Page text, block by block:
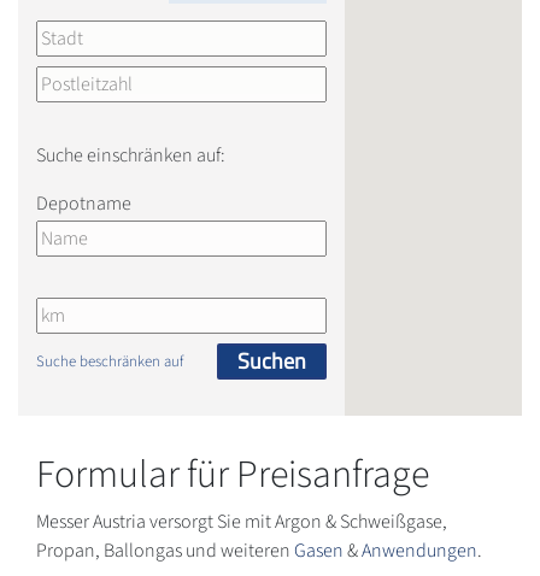
Suche einschränken auf:
Depotname
Suche beschränken auf Suchen
Formular für Preisanfrage
Messer Austria versorgt Sie mit Argon & Schweißgase,
Propan, Ballongas und weiterenGasen&Anwendungen.